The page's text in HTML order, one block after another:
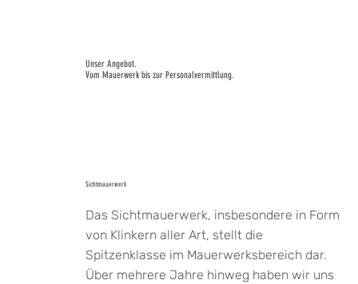
Unser Angebot.
Vom Mauerwerk bis zur Personalvermittlung.
Das Sichtmauerwerk, insbesondere in Form
von Klinkern aller Art, stellt die
Spitzenklasse im Mauerwerksbereich dar.
Über mehrere Jahre hinweg haben wir uns
Sichtmauerwerk